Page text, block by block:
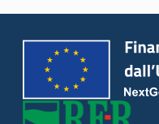
Progetti